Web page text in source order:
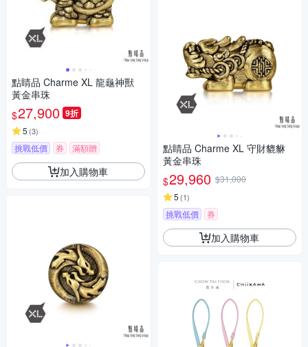
點睛品 Charme XL 龍龜神獸
黃金串珠
$27,900 9折
5 (3)
挑戰低價 券 滿額贈
加入購物車
點睛品 Charme XL 守財貔貅
黃金串珠
$29,960 $31,000
5 (1)
挑戰低價 券
加入購物車